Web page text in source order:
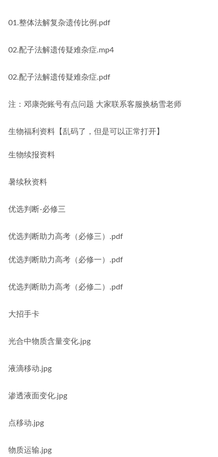
01.整体法解复杂遗传比例.pdf
02.配子法解遗传疑难杂症.mp4
02.配子法解遗传疑难杂症.pdf
注：邓康尧账号有点问题 大家联系客服换杨雪老师
生物福利资料【乱码了，但是可以正常打开】
生物续报资料
暑续秋资料
优选判断-必修三
优选判断助力高考（必修三）.pdf
优选判断助力高考（必修一）.pdf
优选判断助力高考（必修二）.pdf
大招手卡
光合中物质含量变化.jpg
液滴移动.jpg
渗透液面变化.jpg
点移动.jpg
物质运输.jpg